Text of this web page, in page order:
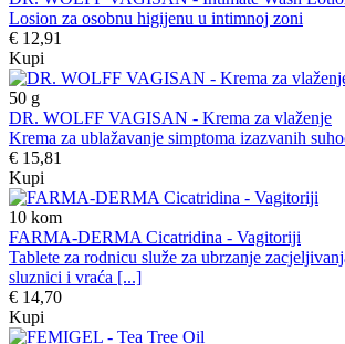
Losion za osobnu higijenu u intimnoj zoni
€ 12,91
Kupi
50 g
DR. WOLFF VAGISAN - Krema za vlaženje
Krema za ublažavanje simptoma izazvanih
€ 15,81
Kupi
10 kom
FARMA-DERMA Cicatridina - Vagitoriji
Tablete za rodnicu služe za ubrzanje
sluznici i vraća [...]
€ 14,70
Kupi